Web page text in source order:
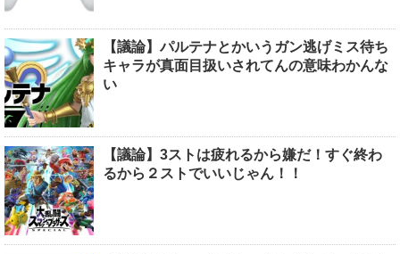
【議論】パルテナとかいうガン逃げミス待ち
キャラが真面目扱いされてんの意味わかんな
い
【議論】3ストは疲れるから嫌だ！すぐ終わ
るから２ストでいいじゃん！！